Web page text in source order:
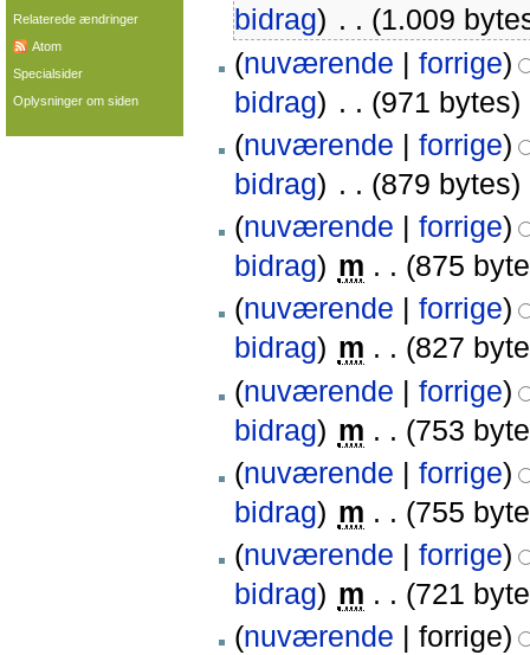
bidrag) . . (1.009
(nuværende |forrige)
bidrag) . . (971 bytes)
(nuværende |forrige)
bidrag) . . (879 bytes)
(nuværende |forrige)
bidrag) m . . (875
(nuværende |forrige)
bidrag) m . . (827
(nuværende |forrige)
bidrag) m . . (753
(nuværende |forrige)
bidrag) m . . (755
(nuværende |forrige)
bidrag) m . . (721
(nuværende | forrige)
Relaterede ændringer
Atom
Specialsider
Oplysninger om siden